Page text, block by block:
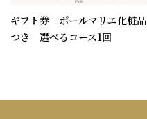
ギフト券 ポールマリエ化粧品
つき 選べるコース1回